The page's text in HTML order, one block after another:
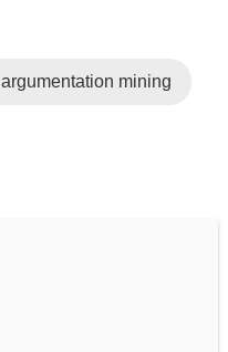
argumentation mining